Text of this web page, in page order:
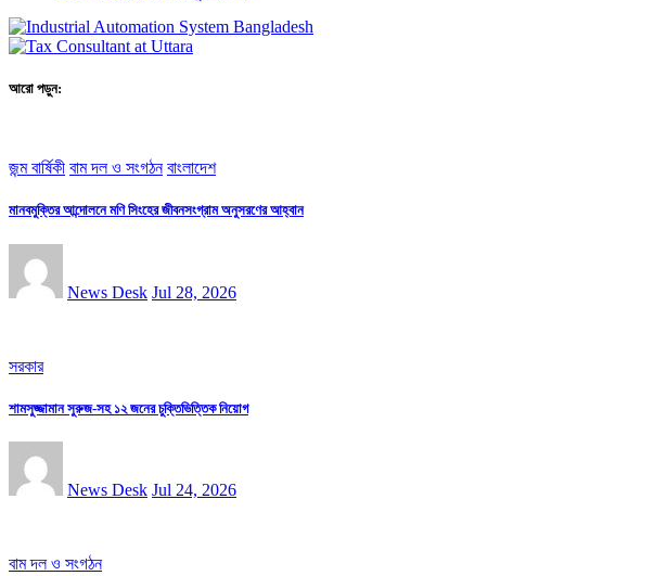
আরো পড়ুন:
জন্ম বার্ষিকী বাম দল ও সংগঠন বাংলাদেশ
মানবমুক্তির আন্দোলনে মণি সিংহের জীবনসংগ্রাম অনুসরণের আহ্বান
News Desk Jul 28, 2026
সরকার
শামসুজ্জামান সুরুজ-সহ ১২ জনের চুক্তিভিত্তিক নিয়োগ
News Desk Jul 24, 2026
বাম দল ও সংগঠন